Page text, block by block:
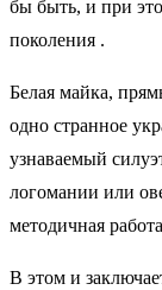
бы быть, и при
поколения .
Белая майка,
одно странное
узнаваемый
логомании или
методичная
В этом и